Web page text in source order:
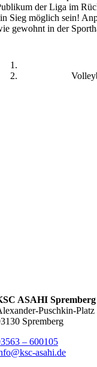
der Liga im
Sieg möglich sein!
gewohnt in der
ASAHI Spremberg
Puschkin-Platz
Spremberg
– 600105
asahi.de